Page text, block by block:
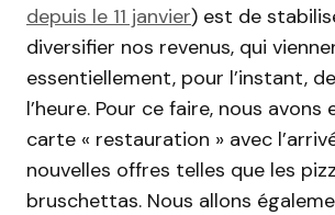
depuis le 11 janvier) est de
diversifier nos revenus, qui
essentiellement, pour l’instant,
l’heure. Pour ce faire, nous
carte « restauration » avec
nouvelles offres telles que les
bruschettas. Nous allons